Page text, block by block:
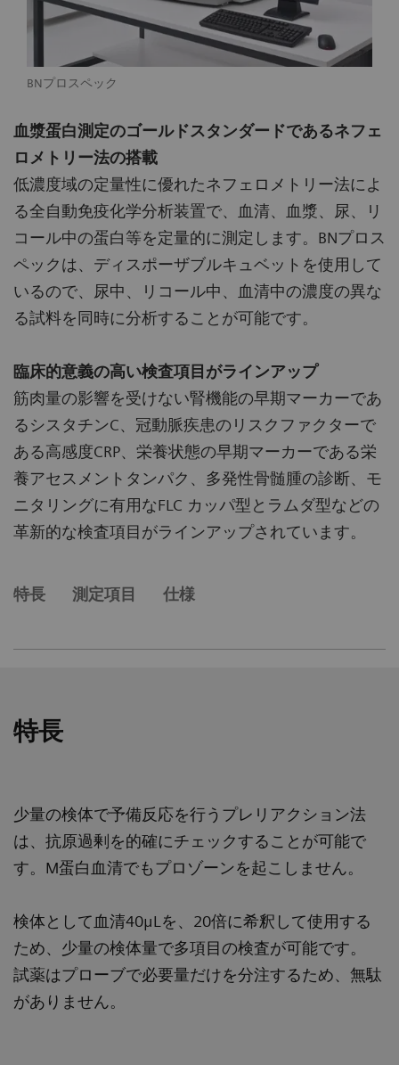
BNプロスペック
血漿蛋白測定のゴールドスタンダードであるネフェ
ロメトリー法の搭載
低濃度域の定量性に優れたネフェロメトリー法によ
る全自動免疫化学分析装置で、血清、血漿、尿、リ
コール中の蛋白等を定量的に測定します。BNプロス
ペックは、ディスポーザブルキュベットを使用して
いるので、尿中、リコール中、血清中の濃度の異な
る試料を同時に分析することが可能です。
臨床的意義の高い検査項目がラインアップ
筋肉量の影響を受けない腎機能の早期マーカーであ
るシスタチンC、冠動脈疾患のリスクファクターで
ある高感度CRP、栄養状態の早期マーカーである栄
養アセスメントタンパク、多発性骨髄腫の診断、モ
ニタリングに有用なFLC カッパ型とラムダ型などの
革新的な検査項目がラインアップされています。
特長 測定項目 仕様
特長
少量の検体で予備反応を行うプレリアクション法
は、抗原過剰を的確にチェックすることが可能で
す。M蛋白血清でもプロゾーンを起こしません。
検体として血清40μLを、20倍に希釈して使用する
ため、少量の検体量で多項目の検査が可能です。
試薬はプローブで必要量だけを分注するため、無駄
がありません。